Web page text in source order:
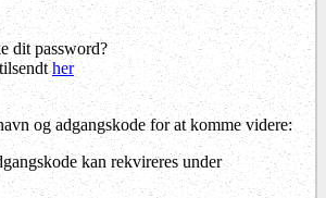
dit password?
her
og adgangskode for at komme videre:
kan rekvireres under